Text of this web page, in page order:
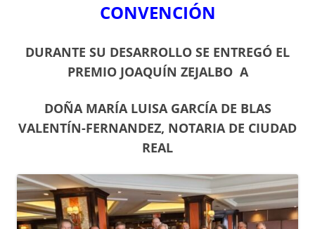
CONVENCIÓN
DURANTE SU DESARROLLO SE ENTREGÓ EL
PREMIO JOAQUÍN ZEJALBO A
DOÑA MARÍA LUISA GARCÍA DE BLAS
VALENTÍN-FERNANDEZ, NOTARIA DE CIUDAD
REAL